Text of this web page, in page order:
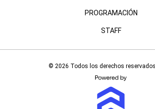
PROGRAMACIÓN
STAFF
© 2026 Todos los derechos